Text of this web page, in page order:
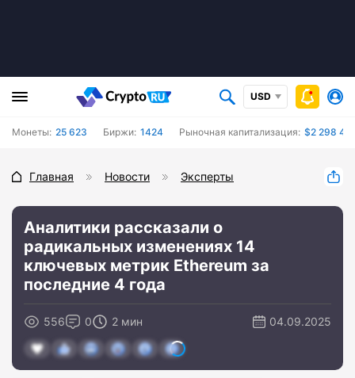
USD
Монеты: 25 623 Биржи: 1424 Рыночная капитализация: $2 298
Главная Новости Эксперты
Аналитики рассказали о
радикальных изменениях 14
ключевых метрик Ethereum за
последние 4 года
556 0 2 мин 04.09.2025